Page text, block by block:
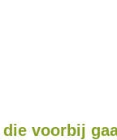
voorbij